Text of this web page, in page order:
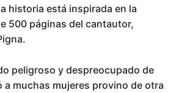
historia está inspirada en la
500 páginas del cantautor,
peligroso y despreocupado de
a muchas mujeres provino de otra